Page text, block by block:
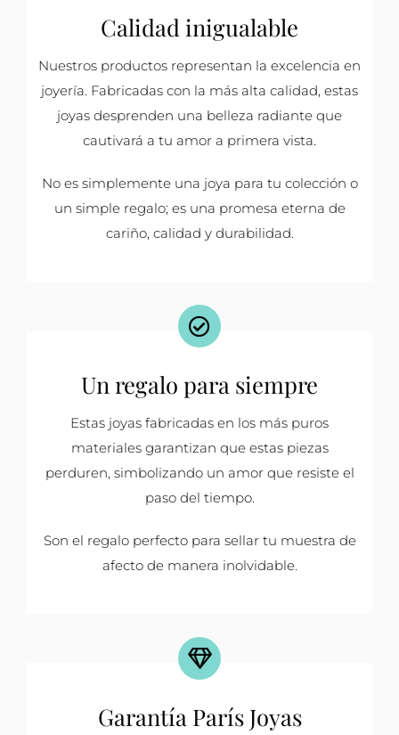
Calidad inigualable
Nuestros productos representan la excelencia en
joyería. Fabricadas con la más alta calidad, estas
joyas desprenden una belleza radiante que
cautivará a tu amor a primera vista.
No es simplemente una joya para tu colección o
un simple regalo; es una promesa eterna de
cariño, calidad y durabilidad.
Un regalo para siempre
Estas joyas fabricadas en los más puros
materiales garantizan que estas piezas
perduren, simbolizando un amor que resiste el
paso del tiempo.
Son el regalo perfecto para sellar tu muestra de
afecto de manera inolvidable.
Garantía París Joyas